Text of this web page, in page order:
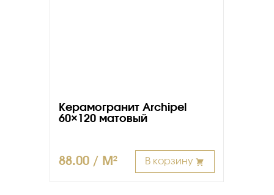
Керамогранит Archipel
60×120 матовый
88.00 / M² В корзину